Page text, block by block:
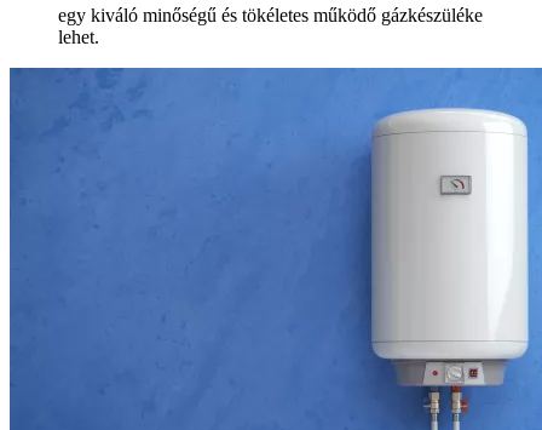
egy kiváló minőségű és tökéletes működő gázkészüléke
lehet.